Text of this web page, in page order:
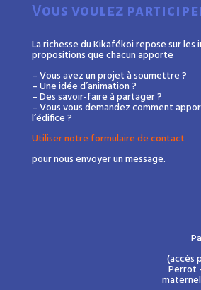
Vous voulez
La richesse du Kikafékoi repose sur
propositions que chacun apporte
– Vous avez un projet à soumettre ?
– Une idée d’animation ?
– Des savoir-faire à partager ?
– Vous vous demandez comment
l’édifice ?
Utiliser notre formulaire de contact
pour nous envoyer un message.
(accès
Perrot